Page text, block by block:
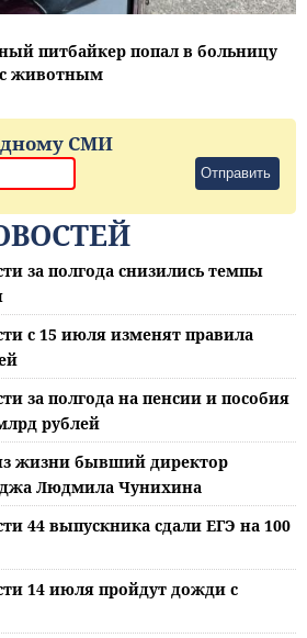
питбайкер попал в больницу
с животным
СМИ
Отправить
за полгода снизились темпы
с 15 июля изменят правила
за полгода на пенсии и пособия
рублей
жизни бывший директор
Людмила Чунихина
44 выпускника сдали ЕГЭ на 100
14 июля пройдут дожди с